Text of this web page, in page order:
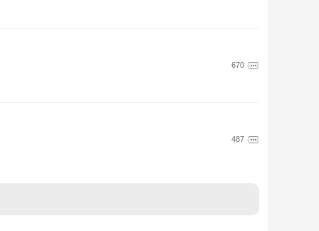
670
487